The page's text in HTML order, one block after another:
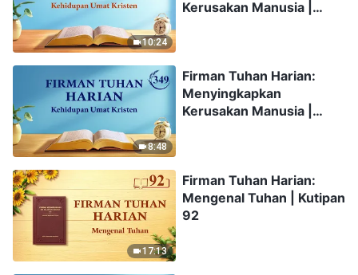
10:24
Kerusakan Manusia |
8:48
Firman Tuhan Harian:
Menyingkapkan
Kerusakan Manusia |
17:13
Firman Tuhan Harian:
Mengenal Tuhan | Kutipan
92